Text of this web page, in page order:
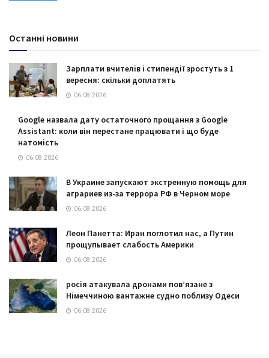
Останні новини
Зарплати вчителів і стипендії зростуть з 1
вересня: скільки доплатять
06.08.2026
Google назвала дату остаточного прощання з Google
Assistant: коли він перестане працювати і що буде
натомість
06.08.2026
В Украине запускают экстренную помощь для
аграриев из-за террора РФ в Черном море
06.08.2026
Леон Панетта: Иран поглотил нас, а Путин
прощупывает слабость Америки
06.08.2026
росія атакувала дронами пов’язане з
Німеччиною вантажне судно поблизу Одеси
06.08.2026